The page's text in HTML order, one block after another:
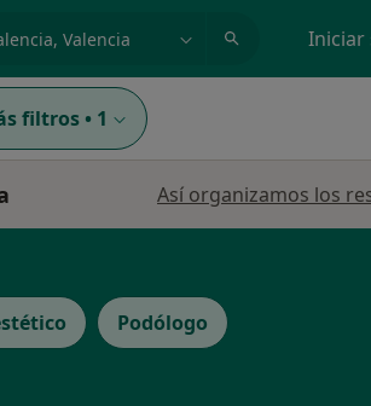
Iniciar
filtros • 1
Así organizamos los
Podólogo